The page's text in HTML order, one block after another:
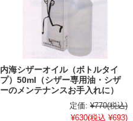
内海シザーオイル（ボトルタイ
プ）50ml（シザー専用油・シザ
ーのメンテナンスお手入れに）
定価: ¥770(税込)
¥630(税込 ¥693)